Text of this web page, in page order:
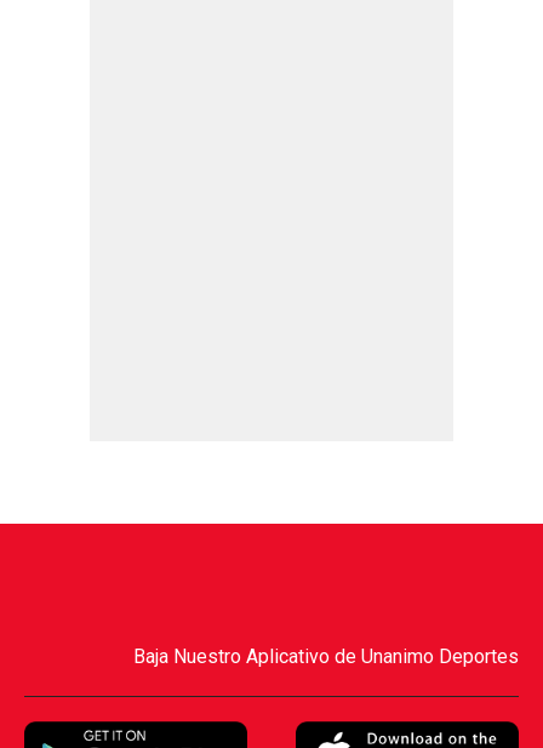
Baja Nuestro Aplicativo de Unanimo Deportes